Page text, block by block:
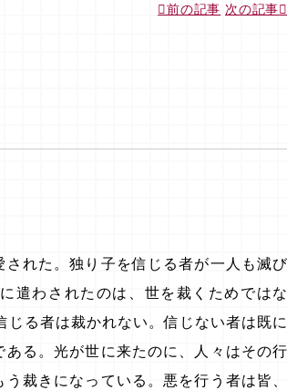
前の記事 次の記事
れた。独り子を信じる者が一人も滅び
遣わされたのは、世を裁くためではな
る者は裁かれない。信じない者は既に
る。光が世に来たのに、人々はその行
裁きになっている。悪を行う者は皆、